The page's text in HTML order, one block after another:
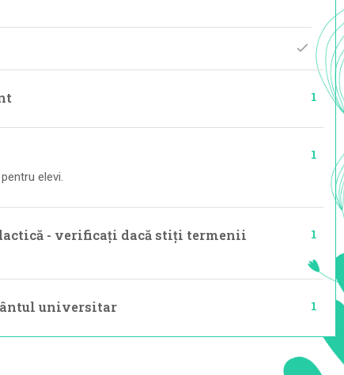
1
elevi.
1
- verificați dacă stiți termenii
1
universitar 1